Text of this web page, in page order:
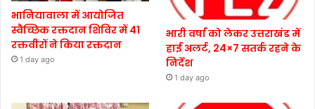
भानियावाला में आयोजित
स्वैच्छिक रक्तदान शिविर में 41
रक्तवीरों ने किया रक्तदान
1 day ago
भारी वर्षा को लेकर उत्तराखंड में
हाई अलर्ट, 24×7 सतर्क रहने के
निर्देश
1 day ago